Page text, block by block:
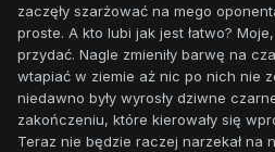
zaczęły szarżować na mego
proste. A kto lubi jak jest łatwo?
przydać. Nagle zmieniły barwę na
wtapiać w ziemie aż nic po nich nie
niedawno były wyrosły dziwne
zakończeniu, które kierowały się
Teraz nie będzie raczej narzekał na